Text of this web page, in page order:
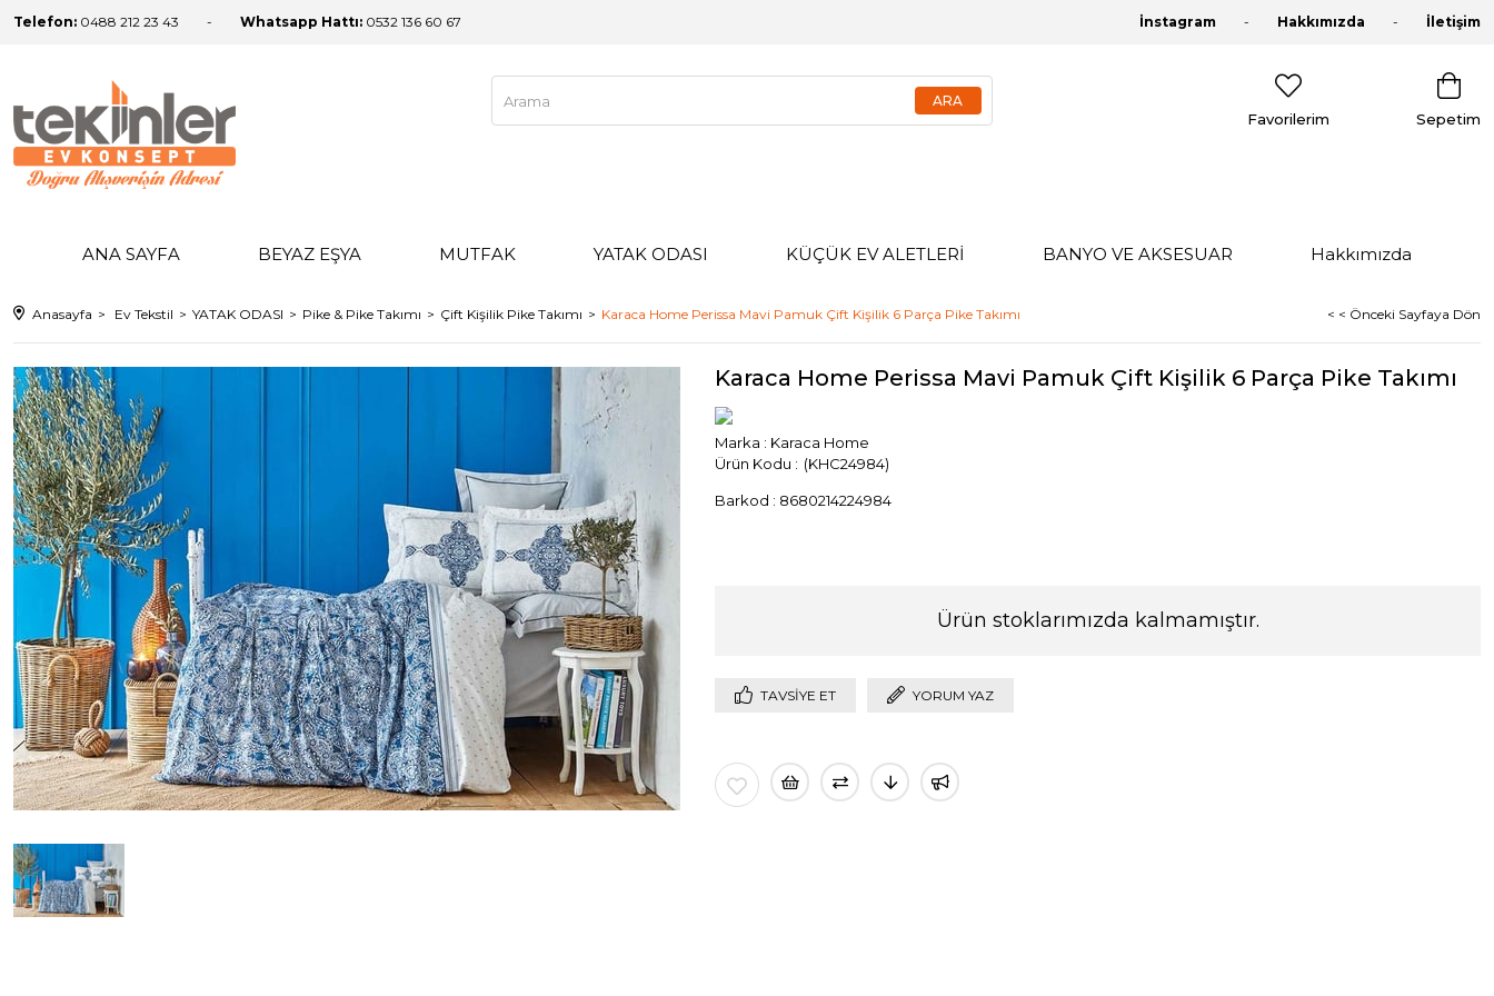
Telefon: 0488 212 23 43 Whatsapp Hattı: 0532 136 60 67 İnstagram Hakkımızda İletişim
Sepetim
Favorilerim
ANA SAYFA BEYAZ EŞYA MUTFAK YATAK ODASI KÜÇÜK EV ALETLERİ BANYO VE AKSESUAR Hakkımızda
Anasayfa Ev Tekstil YATAK ODASI Pike & Pike Takımı Çift Kişilik Pike Takımı Karaca Home Perissa Mavi Pamuk Çift Kişilik 6 Parça Pike Takımı < < Önceki Sayfaya Dön
Karaca Home Perissa Mavi Pamuk Çift Kişilik 6 Parça Pike Takımı
Marka : Karaca Home
(KHC24984)
Barkod : 8680214224984
Ürün stoklarımızda kalmamıştır.
TAVSIYE ET YORUM YAZ